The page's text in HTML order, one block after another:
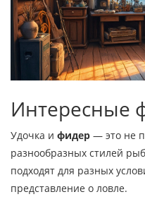
Интересные
Удочка и фидер — это не
разнообразных стилей
подходят для разных
представление о ловле.